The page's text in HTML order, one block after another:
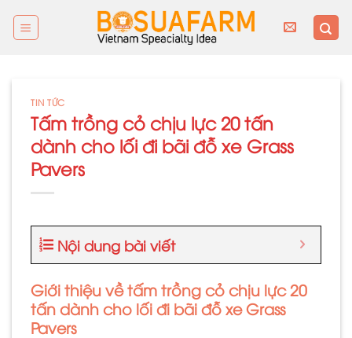
TIN TỨC
Tấm trồng cỏ chịu lực 20 tấn
dành cho lối đi bãi đỗ xe Grass
Pavers
Nội dung bài viết
Giới thiệu về tấm trồng cỏ chịu lực 20
tấn dành cho lối đi bãi đỗ xe Grass
Pavers